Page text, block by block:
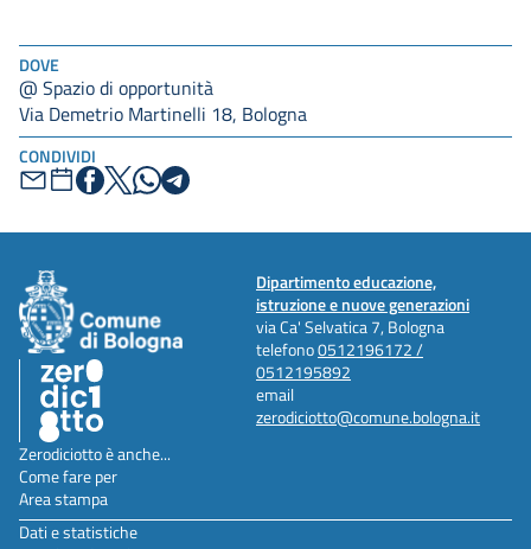
DOVE
@ Spazio di opportunità
Via Demetrio Martinelli 18, Bologna
CONDIVIDI
Dipartimento educazione,
istruzione e nuove generazioni
via Ca' Selvatica 7, Bologna
telefono0512196172 /
0512195892
email
zerodiciotto@comune.bologna.it
Zerodiciotto è anche...
Come fare per
Area stampa
Dati e statistiche